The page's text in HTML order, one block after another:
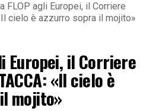
FLOP agli Europei, il Corriere
cielo è azzurro sopra il mojito»
Europei, il Corriere
«Il cielo è
mojito»